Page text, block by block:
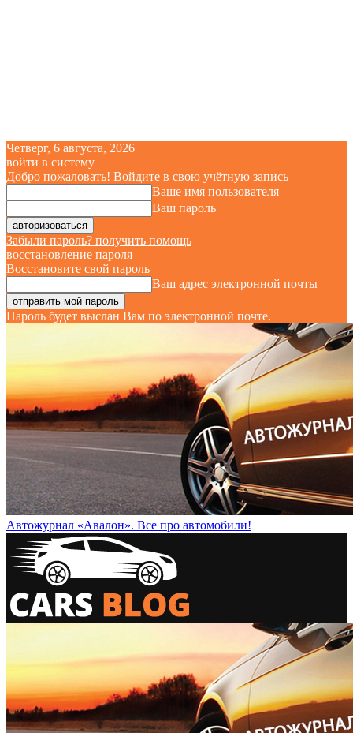
Четверг, 6 августа, 2026
войти в систему
Добро пожаловать! Войдите в свою учётную запись
Ваше имя пользователя
Ваш пароль
Забыли пароль? получить помощь
восстановление пароля
Восстановите свой пароль
Ваш адрес электронной почты
Пароль будет выслан Вам по электронной почте.
Автожурнал «Авалон». Все про автомобили!